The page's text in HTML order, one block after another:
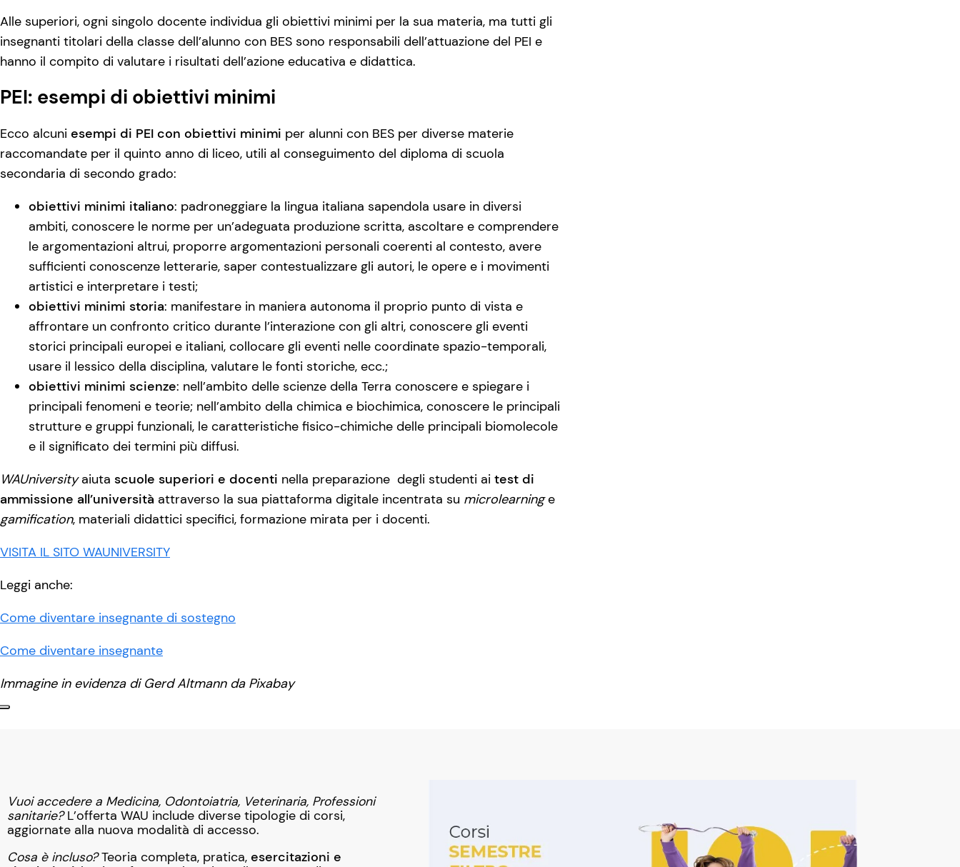
Alle superiori, ogni singolo docente individua gli obiettivi minimi per la sua materia, ma tutti gli
insegnanti titolari della classe dell’alunno con BES sono responsabili dell’attuazione del PEI e
hanno il compito di valutare i risultati dell’azione educativa e didattica.
PEI: esempi di obiettivi minimi
Ecco alcuni esempi di PEI con obiettivi minimi per alunni con BES per diverse materie
raccomandate per il quinto anno di liceo, utili al conseguimento del diploma di scuola
secondaria di secondo grado:
obiettivi minimi italiano: padroneggiare la lingua italiana sapendola usare in diversi
ambiti, conoscere le norme per un’adeguata produzione scritta, ascoltare e comprendere
le argomentazioni altrui, proporre argomentazioni personali coerenti al contesto, avere
sufficienti conoscenze letterarie, saper contestualizzare gli autori, le opere e i movimenti
artistici e interpretare i testi;
obiettivi minimi storia: manifestare in maniera autonoma il proprio punto di vista e
affrontare un confronto critico durante l’interazione con gli altri, conoscere gli eventi
storici principali europei e italiani, collocare gli eventi nelle coordinate spazio-temporali,
usare il lessico della disciplina, valutare le fonti storiche, ecc.;
obiettivi minimi scienze: nell’ambito delle scienze della Terra conoscere e spiegare i
principali fenomeni e teorie; nell’ambito della chimica e biochimica, conoscere le principali
strutture e gruppi funzionali, le caratteristiche fisico-chimiche delle principali biomolecole
e il significato dei termini più diffusi.
WAUniversityaiuta scuole superiori e docenti nella preparazione degli studenti ai test di
ammissione all’università attraverso la sua piattaforma digitale incentrata su microlearninge
gamification, materiali didattici specifici, formazione mirata per i docenti.
VISITA IL SITO WAUNIVERSITY
Leggi anche:
Come diventare insegnante di sostegno
Come diventare insegnante
Immagine in evidenza di Gerd Altmann da Pixabay
Vuoi accedere a Medicina, Odontoiatria, Veterinaria, Professioni
sanitarie?L’offerta WAU include diverse tipologie di corsi,
aggiornate alla nuova modalità di accesso.
Cosa è incluso?Teoria completa, pratica, esercitazioni e